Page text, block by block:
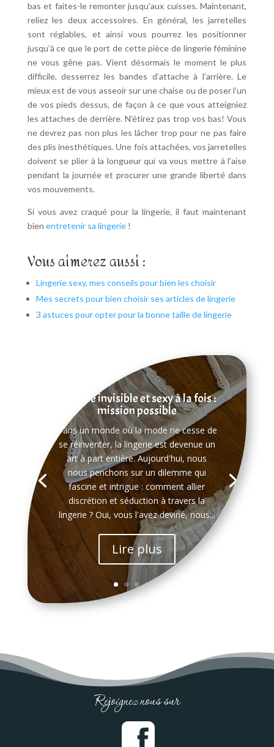
bas et faites-le remonter jusqu’aux cuisses. Maintenant,
reliez les deux accessoires. En général, les jarretelles
sont réglables, et ainsi vous pourrez les positionner
jusqu’à ce que le port de cette pièce de lingerie féminine
ne vous gêne pas. Vient désormais le moment le plus
difficile, desserrez les bandes d’attache à l’arrière. Le
mieux est de vous asseoir sur une chaise ou de poser l’un
de vos pieds dessus, de façon à ce que vous atteigniez
les attaches de derrière. N’étirez pas trop vos bas! Vous
ne devrez pas non plus les lâcher trop pour ne pas faire
des plis inesthétiques. Une fois attachées, vos jarretelles
doivent se plier à la longueur qui va vous mettre à l’aise
pendant la journée et procurer une grande liberté dans
vos mouvements.
Si vous avez craqué pour la lingerie, il faut maintenant
bien entretenir sa lingerie !
Vous aimerez aussi :
Lingerie sexy, mes conseils pour bien les choisir
Mes secrets pour bien choisir ses articles de lingerie
3 astuces pour opter pour la bonne taille de lingerie
Lingerie invisible et sexy à la fois :
mission possible
Dans un monde où la mode ne cesse de
se réinventer, la lingerie est devenue un
art à part entière. Aujourd'hui, nous
nous penchons sur un dilemme qui
fascine et intrigue : comment allier
discrétion et séduction à travers la
lingerie ? Oui, vous l'avez deviné, nous...
Lire plus
Rejoignez nous sur